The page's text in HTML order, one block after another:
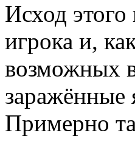
Исход этого
игрока и,
возможных
заражённые
Примерно